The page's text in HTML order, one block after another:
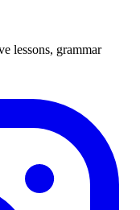
lessons, grammar